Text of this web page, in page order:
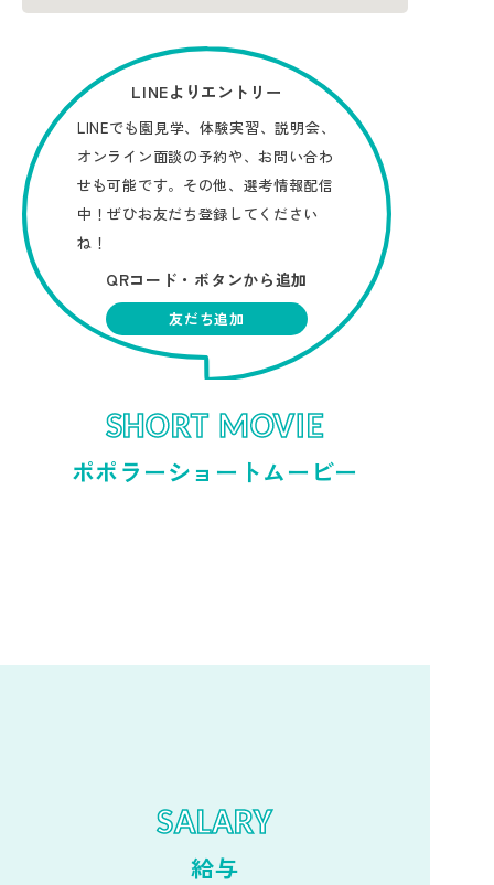
LINEよりエントリー
LINEでも園見学、体験実習、説明会、
オンライン面談の予約や、お問い合わ
せも可能です。その他、選考情報配信
中！ぜひお友だち登録してください
ね！
QRコード・ボタンから追加
友だち追加
SHORT MOVIE
ポポラーショートムービー
SALARY
給与